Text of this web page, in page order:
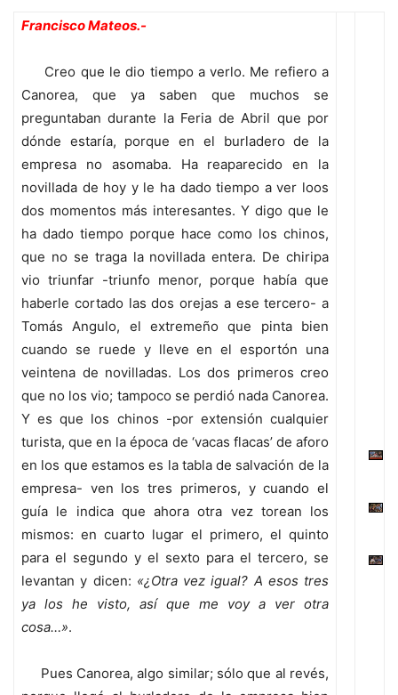
Francisco Mateos.-
Creo que le dio tiempo a verlo. Me refiero a
Canorea, que ya saben que muchos se
preguntaban durante la Feria de Abril que por
dónde estaría, porque en el burladero de la
empresa no asomaba. Ha reaparecido en la
novillada de hoy y le ha dado tiempo a ver loos
dos momentos más interesantes. Y digo que le
ha dado tiempo porque hace como los chinos,
que no se traga la novillada entera. De chiripa
vio triunfar -triunfo menor, porque había que
haberle cortado las dos orejas a ese tercero- a
Tomás Angulo, el extremeño que pinta bien
cuando se ruede y lleve en el esportón una
veintena de novilladas. Los dos primeros creo
que no los vio; tampoco se perdió nada Canorea.
Y es que los chinos -por extensión cualquier
turista, que en la época de ‘vacas flacas’ de aforo
en los que estamos es la tabla de salvación de la
empresa- ven los tres primeros, y cuando el
guía le indica que ahora otra vez torean los
mismos: en cuarto lugar el primero, el quinto
para el segundo y el sexto para el tercero, se
levantan y dicen: «¿Otra vez igual? A esos tres
ya los he visto, así que me voy a ver otra
cosa…».
Pues Canorea, algo similar; sólo que al revés,